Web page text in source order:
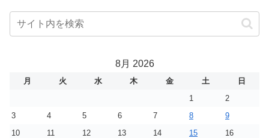
8月 2026
月 火 水 木 金 土
日
1
2
3
4 5 6 7 8
9
10
11 12 13 14 15
16